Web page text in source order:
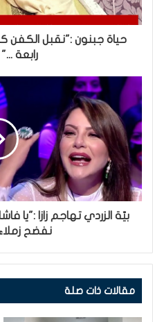
حياة جبنون :"نقبل
رابعة
بيّة الزردي تهاجم زازا :"يا
نفضح
مقالات ذات صلة